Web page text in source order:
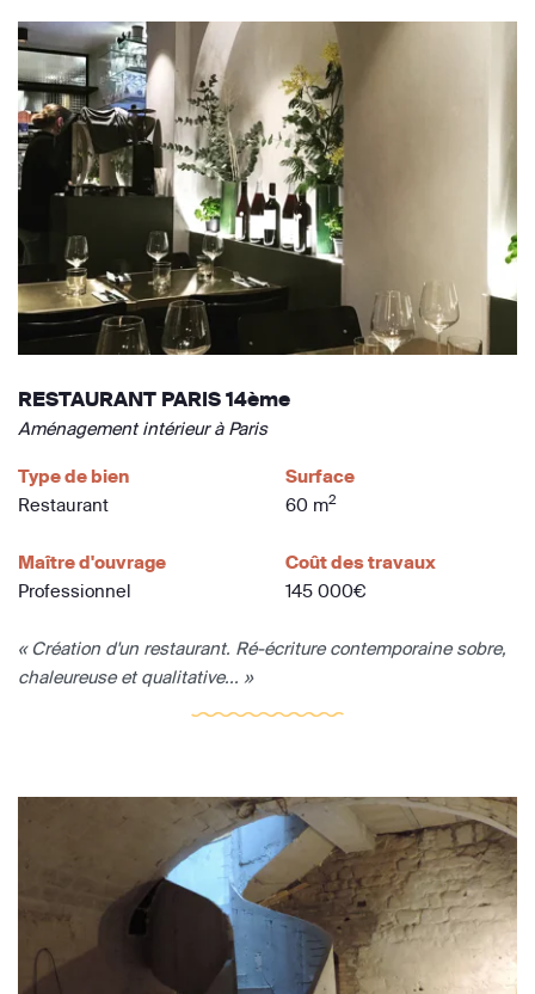
RESTAURANT PARIS 14ème
Aménagement intérieur à Paris
Type de bien
Restaurant
Surface
60 m2
Maître d'ouvrage
Professionnel
Coût des travaux
145 000€
« Création d'un restaurant. Ré-écriture contemporaine sobre,
chaleureuse et qualitative... »